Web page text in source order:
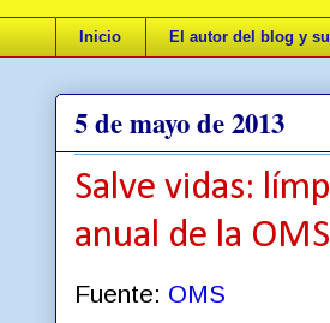
Inicio El autor del blog y
5 de mayo de 2013
Salve vidas:
anual de la OMS
Fuente: OMS